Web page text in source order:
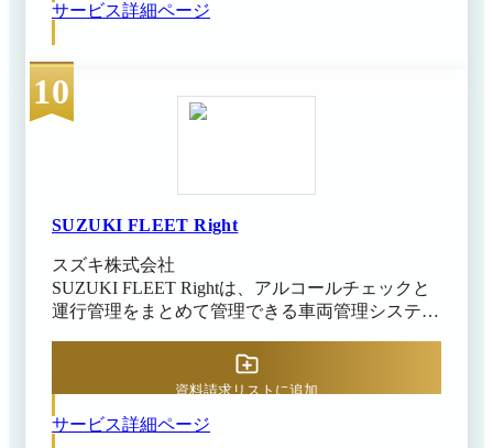
タイミングの点呼業務を外部の専門オペレーター
理によって、運転業務の開始前から終了後までの
各プロセスを一気通貫で電子化し、運転担当者と
管理者双方の負担軽減とコンプライアンスを徹底
定した配車計画はメールで一斉送信され、既読状
覧表示でき、乗務員は出発時や帰着時に簡単に確
認できます。さらに、法令対応の点呼簿を自動生
成し、転記ミスを防ぎながらコンプライアンスを
効率化します。 車両情報管理やシフト作成、メ
幅広く導入されています。 Tradissで、配車業務を
もっとシンプルに、もっと安心に。
サービス詳細ページ
10
SUZUKI FLEET Right
スズキ株式会社
SUZUKI FLEET Rightは、アルコールチェックと
運行管理をまとめて管理できる車両管理システム
ムで、課題をまとめて解消します。 専用のデバ
イスを車のアクセサリーソケットに挿すだけで設
作成、アルコールチェックの記録の管理までを一
サービス詳細ページ
資料請求リストに追加